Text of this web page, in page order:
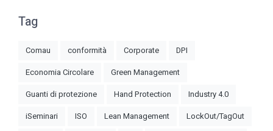
Tag
Comau conformità Corporate
DPI
Economia Circolare
Green Management
Guanti di protezione
Hand Protection
Industry 4.0
iSeminari
ISO Lean Management
LockOut/TagOut